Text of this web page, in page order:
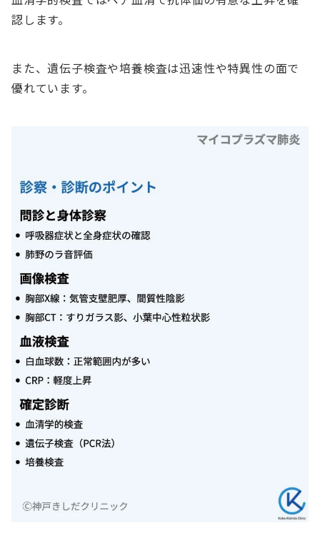
認します。
また、遺伝子検査や培養検査は迅速性や特異性の面で
優れています。